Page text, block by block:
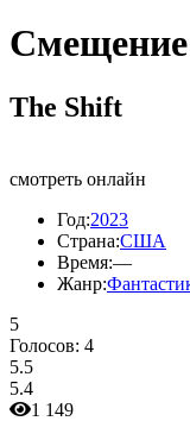
Смещение
The Shift
смотреть онлайн
Год:2023
Страна:США
Время:—
Жанр:
5
Голосов: 4
5.5
5.4
1 149